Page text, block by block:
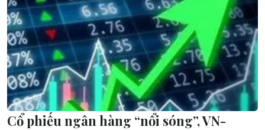
Cổ phiếu ngân hàng “nổi sóng”, VN-